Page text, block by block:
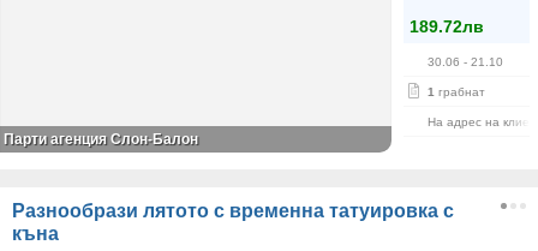
189.72лв
30.06 - 21.10
1 грабнат
На адрес на
Парти агенция Слон-Балон
Разнообрази лятото с временна татуировка с
къна